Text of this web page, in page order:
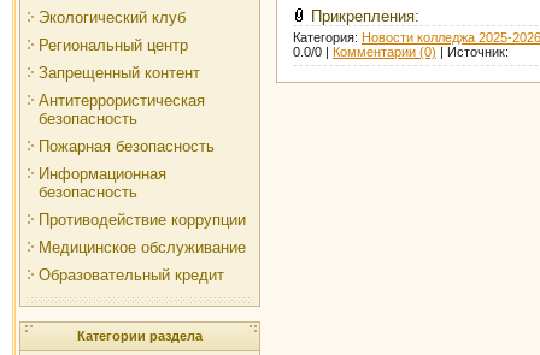
Экологический клуб
Региональный центр
Запрещенный контент
Антитеррористическая
безопасность
Пожарная безопасность
Информационная
безопасность
Противодействие коррупции
Медицинское обслуживание
Образовательный кредит
Категории раздела
Прикрепления:
Категория: Новости колледжа 2025-
0.0/0 | Комментарии (0) | Источник: